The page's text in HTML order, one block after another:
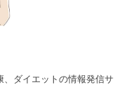
ダイエットの情報発信サ